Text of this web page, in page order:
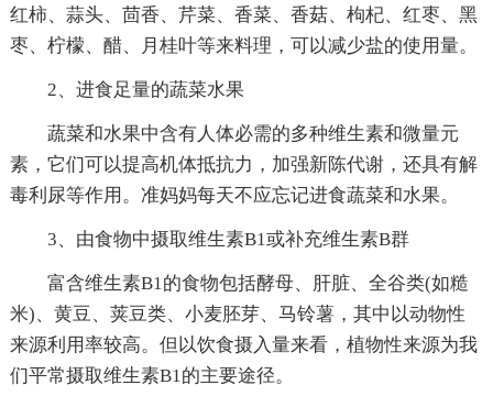
红柿、蒜头、茴香、芹菜、香菜、香菇、枸杞、红枣、黑
枣、柠檬、醋、月桂叶等来料理，可以减少盐的使用量。
2、进食足量的蔬菜水果
蔬菜和水果中含有人体必需的多种维生素和微量元
素，它们可以提高机体抵抗力，加强新陈代谢，还具有解
毒利尿等作用。准妈妈每天不应忘记进食蔬菜和水果。
3、由食物中摄取维生素B1或补充维生素B群
富含维生素B1的食物包括酵母、肝脏、全谷类(如糙
米)、黄豆、荚豆类、小麦胚芽、马铃薯，其中以动物性
来源利用率较高。但以饮食摄入量来看，植物性来源为我
们平常摄取维生素B1的主要途径。